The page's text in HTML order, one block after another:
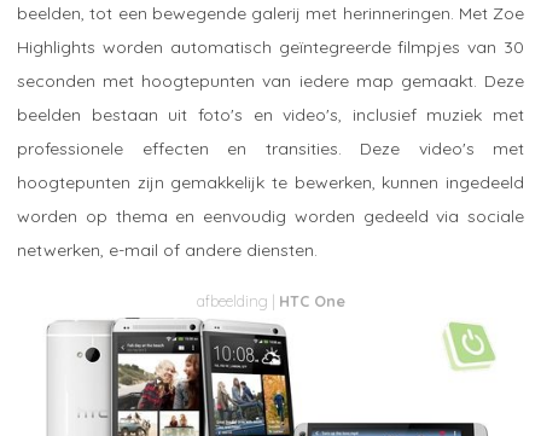
beelden, tot een bewegende galerij met herinneringen. Met Zoe
Highlights worden automatisch geïntegreerde filmpjes van 30
seconden met hoogtepunten van iedere map gemaakt. Deze
beelden bestaan uit foto's en video's, inclusief muziek met
professionele effecten en transities. Deze video's met
hoogtepunten zijn gemakkelijk te bewerken, kunnen ingedeeld
worden op thema en eenvoudig worden gedeeld via sociale
netwerken, e-mail of andere diensten.
HTC One